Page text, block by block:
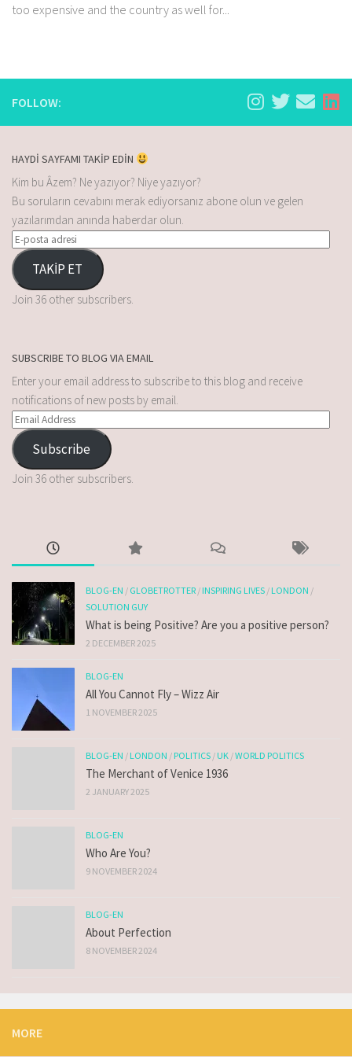
too expensive and the country as well for...
FOLLOW:
HAYDİ SAYFAMI TAKİP EDİN
Kim bu Âzem? Ne yazıyor? Niye yazıyor?
Bu soruların cevabını merak ediyorsanız abone olun ve gelen
yazılarımdan anında haberdar olun.
TAKİP ET
Join 36 other subscribers.
SUBSCRIBE TO BLOG VIA EMAIL
Enter your email address to subscribe to this blog and receive
notifications of new posts by email.
Subscribe
Join 36 other subscribers.
BLOG-EN / GLOBETROTTER /INSPIRING LIVES /LONDON /
SOLUTION GUY
What is being Positive? Are you a positive person?
2 DECEMBER 2025
BLOG-EN
All You Cannot Fly – Wizz Air
1 NOVEMBER 2025
BLOG-EN /LONDON /POLITICS /UK /WORLD POLITICS
The Merchant of Venice 1936
2 JANUARY 2025
BLOG-EN
Who Are You?
9 NOVEMBER 2024
BLOG-EN
About Perfection
8 NOVEMBER 2024
MORE